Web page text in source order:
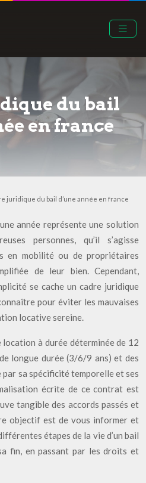
du bail
en france
juridique du bail d’une année en france
année représente une solution
personnes, qu’il s’agisse
en mobilité ou de propriétaires
de leur bien. Cependant,
se cache un cadre juridique
pour éviter les mauvaises
locative sereine.
location à durée déterminée de 12
longue durée (3/6/9 ans) et des
sa spécificité temporelle et ses
écrite de ce contrat est
tangible des accords passés et
objectif est de vous informer et
étapes de la vie d’un bail
fin, en passant par les droits et